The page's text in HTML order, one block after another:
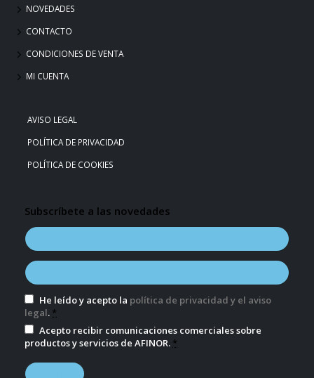
NOVEDADES
CONTACTO
CONDICIONES DE VENTA
MI CUENTA
AVISO LEGAL
POLÍTICA DE PRIVACIDAD
POLÍTICA DE COOKIES
Subscríbete a las novedades
He leído y acepto la política de privacidad y el aviso
legal. *
Acepto recibir comunicaciones comerciales sobre
productos y servicios de AFINOR. *